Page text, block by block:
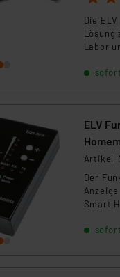
eingestuft wird.
verarbeiten,
Dienstleistern stützt
Beurteilung der
Die
Lösung
Labor
ELV
Artikel-
Der
Smart